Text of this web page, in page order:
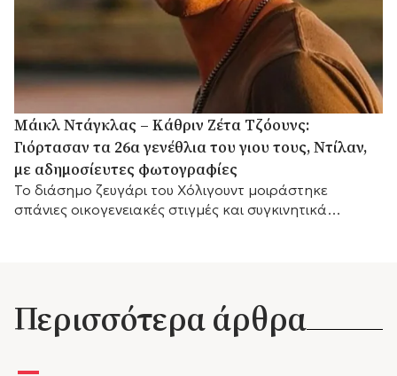
Μάικλ Ντάγκλας – Κάθριν Ζέτα Τζόουνς:
Γιόρτασαν τα 26α γενέθλια του γιου τους, Ντίλαν,
με αδημοσίευτες φωτογραφίες
Το διάσημο ζευγάρι του Χόλιγουντ μοιράστηκε
σπάνιες οικογενειακές στιγμές και συγκινητικά
Περισσότερα άρθρα